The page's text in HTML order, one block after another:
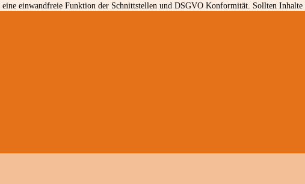
eine einwandfreie Funktion der Schnittstellen und DSGVO Konformität. Sollten